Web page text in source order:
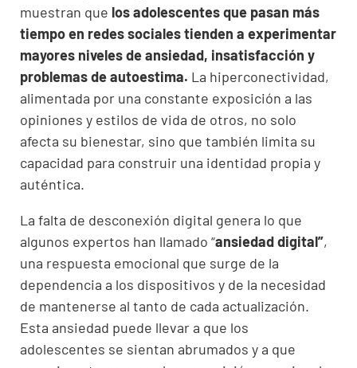
muestran que los adolescentes que pasan más
tiempo en redes sociales tienden a experimentar
mayores niveles de ansiedad, insatisfacción y
problemas de autoestima. La hiperconectividad,
alimentada por una constante exposición a las
opiniones y estilos de vida de otros, no solo
afecta su bienestar, sino que también limita su
capacidad para construir una identidad propia y
auténtica.
La falta de desconexión digital genera lo que
algunos expertos han llamado “ansiedad digital”,
una respuesta emocional que surge de la
dependencia a los dispositivos y de la necesidad
de mantenerse al tanto de cada actualización.
Esta ansiedad puede llevar a que los
adolescentes se sientan abrumados y a que